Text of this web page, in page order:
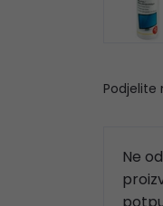
Podjelite
Ne